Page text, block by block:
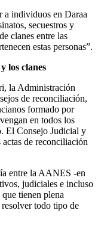
a individuos en Daraa
secuestros y
clanes entre las
estas personas”.
los clanes
la Administración
de reconciliación,
formado por
en todos los
El Consejo Judicial y
de reconciliación
entre la AANES -en
judiciales e incluso
tienen plena
todo tipo de